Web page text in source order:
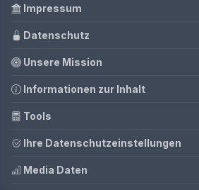
Impressum
Datenschutz
Unsere Mission
Informationen zur Inhalt
Tools
Ihre Datenschutzeinstellungen
Media Daten